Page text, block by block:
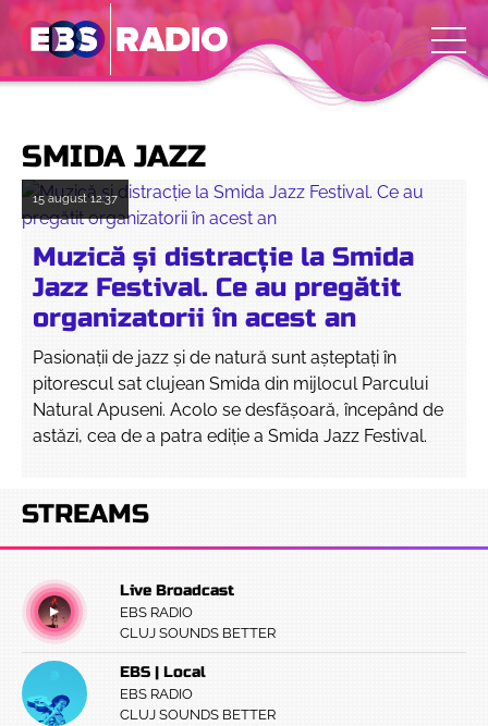
SMIDA JAZZ
15 august12:37
Muzică și distracție la Smida
Jazz Festival. Ce au pregătit
organizatorii în acest an
Pasionații de jazz și de natură sunt așteptați în
pitorescul sat clujean Smida din mijlocul Parcului
Natural Apuseni. Acolo se desfășoară, începând de
astăzi, cea de a patra ediție a Smida Jazz Festival.
STREAMS
Live Broadcast
EBS RADIO
CLUJ SOUNDS BETTER
EBS | Local
EBS RADIO
CLUJ SOUNDS BETTER